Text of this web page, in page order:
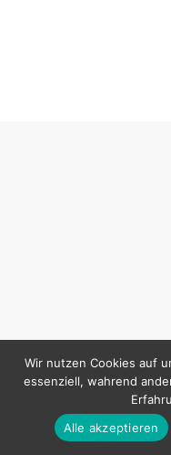
Wir nutzen Cookies auf
essenziell, wahrend
Alle akzeptieren